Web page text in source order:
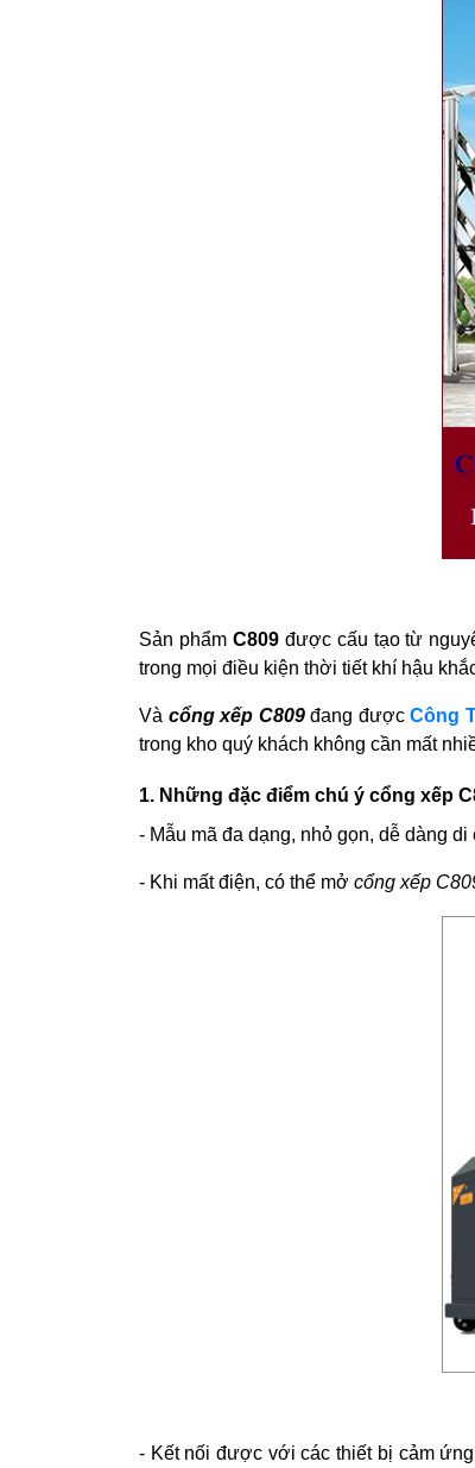
Sản phẩm C809 được cấu tạo từ
trong mọi điều kiện thời tiết khí hậu
Và cổng xếp C809đang được Công
trong kho quý khách không cần mất
1. Những đặc điểm chú ý cổng xếp
- Mẫu mã đa dạng, nhỏ gọn, dễ dàng
- Khi mất điện, có thể mở cổng xếp
- Kết nối được với các thiết bị cảm